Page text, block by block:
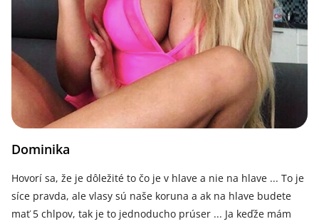
Dominika
Hovorí sa, že je dôležité to čo je v hlave a nie na hlave ... To je
síce pravda, ale vlasy sú naše koruna a ak na hlave budete
mať 5 chlpov, tak je to jednoducho prúser ... Ja keďže mám